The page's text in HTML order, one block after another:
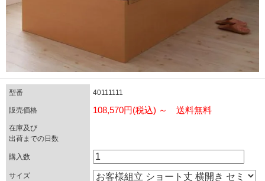
型番 40111111
販売価格 108,570円(税込) ～ 送料無料
在庫及び
出荷までの日数
購入数
サイズ